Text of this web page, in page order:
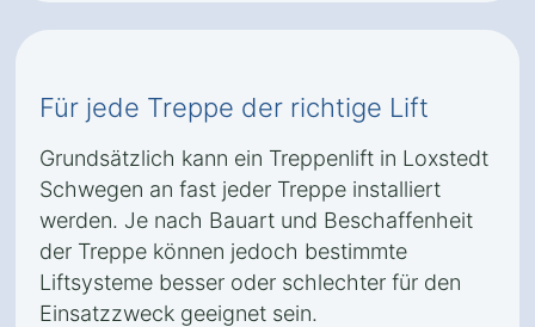
Für jede Treppe der richtige Lift
Grundsätzlich kann ein Treppenlift in Loxstedt
Schwegen an fast jeder Treppe installiert
werden. Je nach Bauart und Beschaffenheit
der Treppe können jedoch bestimmte
Liftsysteme besser oder schlechter für den
Einsatzzweck geeignet sein.